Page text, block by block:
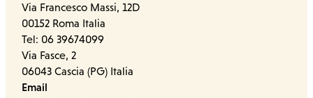
Via Francesco Massi, 12D
00152 Roma Italia
Tel: 06 39674099
Via Fasce, 2
06043 Cascia (PG) Italia
Email